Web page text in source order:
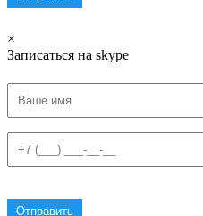
×
Записаться на skype